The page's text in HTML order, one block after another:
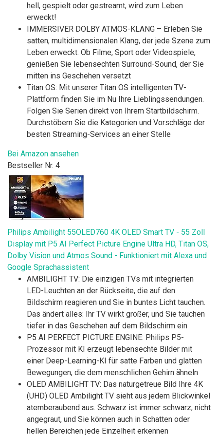
hell, gespielt oder gestreamt, wird zum Leben
erweckt!
IMMERSIVER DOLBY ATMOS-KLANG – Erleben Sie
satten, multidimensionalen Klang, der jede Szene zum
Leben erweckt. Ob Filme, Sport oder Videospiele,
genießen Sie lebensechten Surround-Sound, der Sie
mitten ins Geschehen versetzt
Titan OS: Mit unserer Titan OS intelligenten TV-
Plattform finden Sie im Nu Ihre Lieblingssendungen.
Folgen Sie Serien direkt von Ihrem Startbildschirm.
Durchstöbern Sie die Kategorien und Vorschläge der
besten Streaming-Services an einer Stelle
Bei Amazon ansehen
Bestseller Nr. 4
Philips Ambilight 55OLED760 4K OLED Smart TV - 55 Zoll
Display mit P5 AI Perfect Picture Engine Ultra HD, Titan OS,
Dolby Vision und Atmos Sound - Funktioniert mit Alexa und
Google Sprachassistent
AMBILIGHT TV: Die einzigen TVs mit integrierten
LED-Leuchten an der Rückseite, die auf den
Bildschirm reagieren und Sie in buntes Licht tauchen.
Das ändert alles: Ihr TV wirkt größer, und Sie tauchen
tiefer in das Geschehen auf dem Bildschirm ein
P5 AI PERFECT PICTURE ENGINE: Philips P5-
Prozessor mit KI erzeugt lebensechte Bilder mit
einer Deep-Learning-KI für satte Farben und glatten
Bewegungen, die dem menschlichen Gehirn ähneln
OLED AMBILIGHT TV: Das naturgetreue Bild Ihre 4K
(UHD) OLED Ambilight TV sieht aus jedem Blickwinkel
atemberaubend aus. Schwarz ist immer schwarz, nicht
angegraut, und Sie können auch in Schatten oder
hellen Bereichen jede Einzelheit erkennen